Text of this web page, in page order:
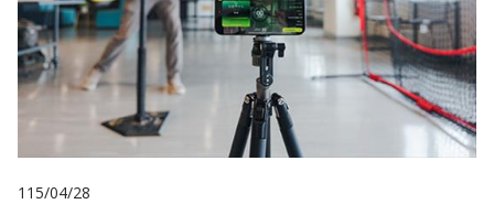
115/04/28